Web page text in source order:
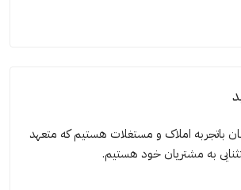
باتجربه املاک و مستغلات هستیم که متعهد
به مشتریان خود هستیم.